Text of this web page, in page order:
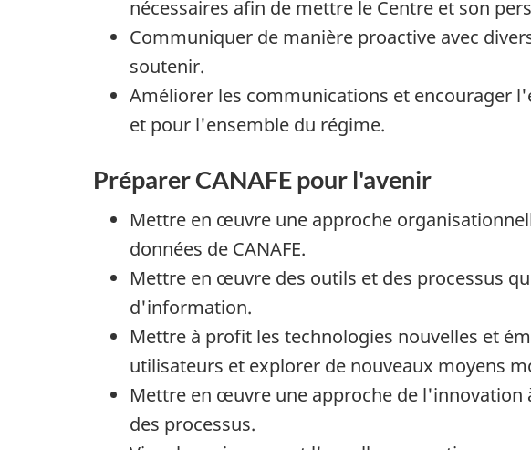
nécessaires afin de mettre le Centre et son
Communiquer de manière proactive avec
soutenir.
Améliorer les communications et encourager
et pour l'ensemble du régime.
Préparer CANAFE pour l'avenir
Mettre en œuvre une approche
données de CANAFE.
Mettre en œuvre des outils et des processus
d'information.
Mettre à profit les technologies nouvelles et
utilisateurs et explorer de nouveaux moyens
Mettre en œuvre une approche de l'innovation
des processus.